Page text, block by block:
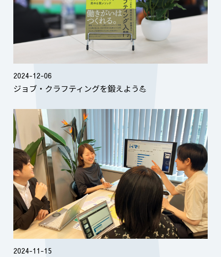
2024-12-06
ジョブ・クラフティングを鍛えよう💪
2024-11-15